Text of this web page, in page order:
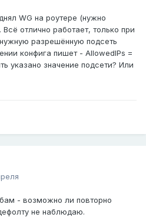
WG на роутере (нужно
отлично работает, только при
разрешённую подсеть
конфига пишет - AllowedIPs =
указано значение подсети? Или
- возможно ли повторно
не наблюдаю.